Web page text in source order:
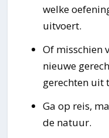
welke
uitvoert.
Of misschien
nieuwe
gerechten uit
Ga op reis,
de natuur.